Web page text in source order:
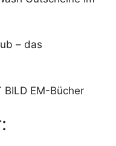
– das
BILD EM-Bücher